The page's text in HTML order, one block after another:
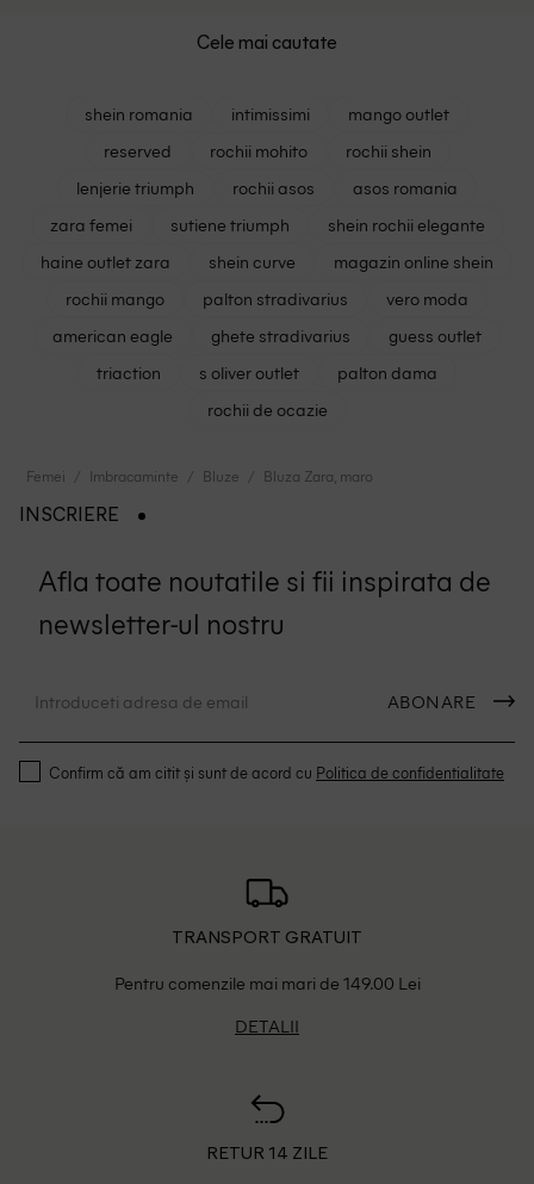
Cele mai cautate
shein romania intimissimi
mango outlet
reserved
rochii mohito
rochii shein
lenjerie triumph
rochii asos
asos romania
zara femei
sutiene triumph
shein rochii elegante
haine outlet zara
shein curve
magazin online shein
rochii mango
palton stradivarius
vero moda
american eagle
ghete stradivarius
guess outlet
triaction
s oliver outlet
palton dama
rochii de ocazie
Femei Imbracaminte Bluze Bluza Zara, maro
INSCRIERE
Afla toate noutatile si fii inspirata de
newsletter-ul nostru
ABONARE
Confirm că am citit și sunt de acord cu Politica de confidentialitate
TRANSPORT GRATUIT
Pentru comenzile mai mari de 149.00 Lei
DETALII
RETUR 14 ZILE